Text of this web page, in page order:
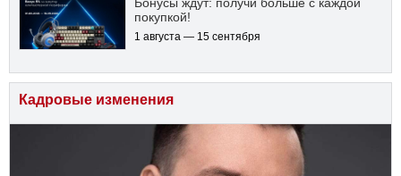
Бонусы ждут: получи больше с каждой
покупкой!
1 августа — 15 сентября
Кадровые изменения